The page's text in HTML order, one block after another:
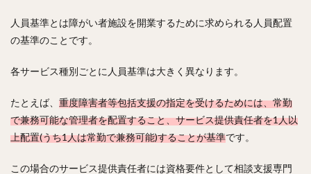
人員基準とは障がい者施設を開業するために求められる人員配置
の基準のことです。
各サービス種別ごとに人員基準は大きく異なります。
たとえば、 重度障害者等包括支援の指定を受けるためには、常勤
で兼務可能な管理者を配置すること、サービス提供責任者を1人以
上配置(うち1人は常勤で兼務可能)することが基準です。
この場合のサービス提供責任者には資格要件として相談支援専門